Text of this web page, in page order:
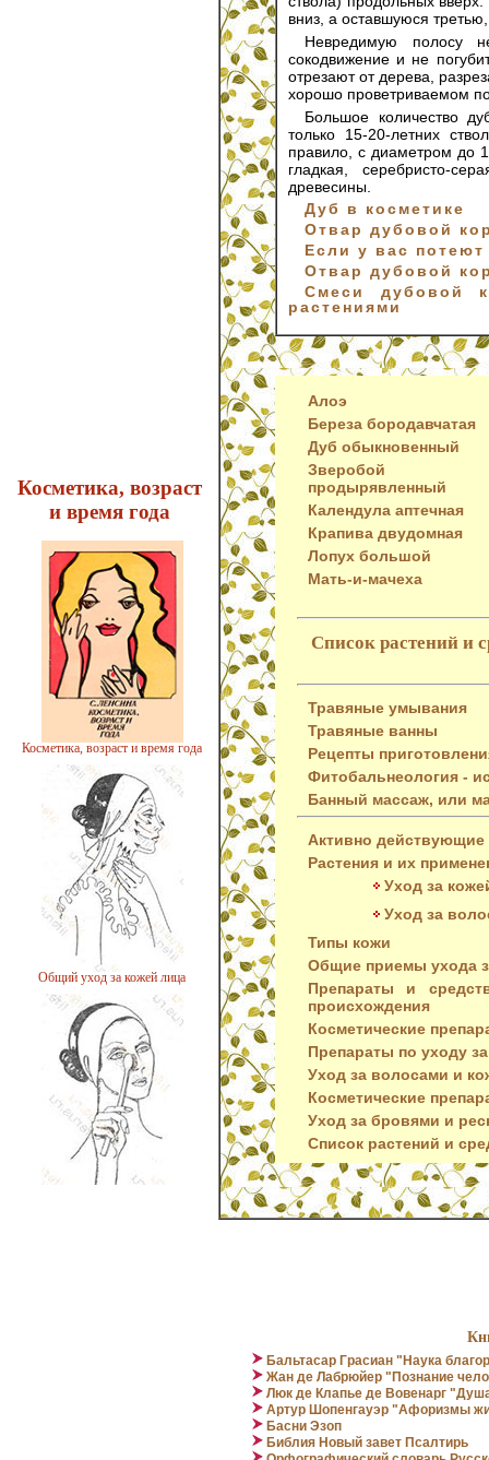
Косметика, возраст
и время года
Косметика, возраст и время года
Общий уход за кожей лица
вниз, а оставшуюся
Невредимую полосу
сокодвижение и не
отрезают от дерева,
хорошо проветриваемом
Большое количество
только 15-20-летних
правило, с диаметром до
гладкая, серебристо-
древесины.
Дуб в косметике
Отвар дубовой
Если у вас
Отвар дубовой
Смеси дубовой
растениями
Алоэ
Береза бородавчатая
Дуб обыкновенный
Зверобой
продырявленный
Календула аптечная
Крапива двудомная
Лопух большой
Мать-и-мачеха
Список растений и
Травяные умывания
Травяные ванны
Рецепты
Фитобальнеология -
Банный массаж, или
Активно действующие
Растения и их
Уход за
Уход за
Типы кожи
Общие приемы ухода
Препараты и
происхождения
Косметические
Препараты по уходу
Уход за волосами и
Косметические
Уход за бровями и
Список растений и
Бальтасар Грасиан "Наука
Жан де Лабрюйер "Познание
Люк де Клапье де Вовенарг
Артур Шопенгауэр "Афоризмы
Басни Эзоп
Библия Новый завет Псалтирь